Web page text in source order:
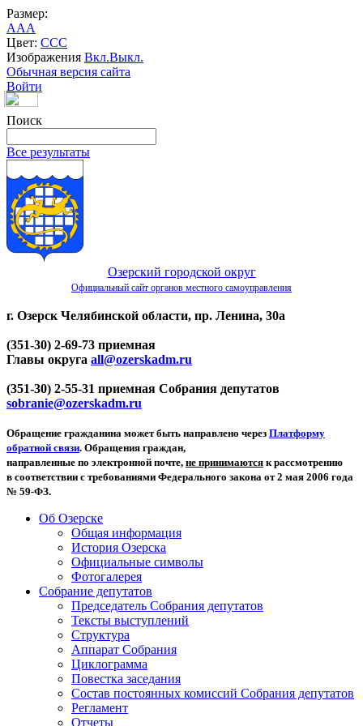
Размер:
AAA
Цвет: CCC
Изображения Вкл.Выкл.
Обычная версия сайта
Войти
Поиск
Все результаты
Озерский городской округ
Официальный сайт органов местного самоуправления
г. Озерск Челябинской области, пр. Ленина, 30а
(351-30) 2-69-73 приемная
Главы округа all@ozerskadm.ru
(351-30) 2-55-31 приемная Собрания депутатов
sobranie@ozerskadm.ru
Обращение гражданина может быть направлено через Платформу
обратной связи. Обращения граждан,
направленные по электронной почте, не принимаются к рассмотрению
в соответствии с требованиями Федерального закона от 2 мая 2006 года
№ 59-ФЗ.
Об Озерске
Общая информация
История Озерска
Официальные символы
Фотогалерея
Собрание депутатов
Председатель Собрания депутатов
Тексты выступлений
Структура
Аппарат Собрания
Циклограмма
Повестка заседания
Состав постоянных комиссий Собрания депутатов
Регламент
Отчеты